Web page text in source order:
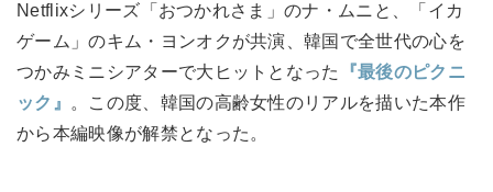
Netflixシリーズ「おつかれさま」のナ・ムニと、「イカ
ゲーム」のキム・ヨンオクが共演、韓国で全世代の心を
つかみミニシアターで大ヒットとなった
『最後のピクニ
ック』
。この度、韓国の高齢女性のリアルを描いた本作
から本編映像が解禁となった。